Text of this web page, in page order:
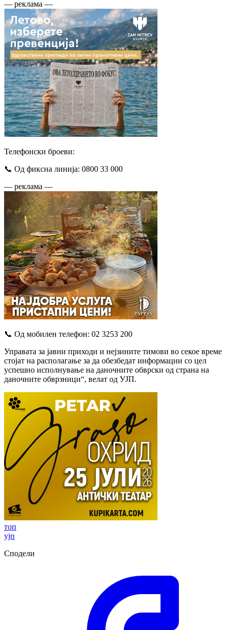
— реклама —
Телефонски броеви:
📞 Од фиксна линија: 0800 33 000
— реклама —
📞 Од мобилен телефон: 02 3253 200
Управата за јавни приходи и нејзините тимови во секое време
стојат на располагање за да обезбедат информации со цел
успешно исполнување на даночните обврски од страна на
даночните обврзници“, велат од УЈП.
топ
ујп
Сподели